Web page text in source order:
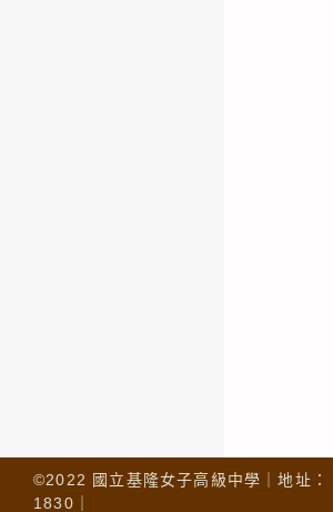
©2022 國立基隆女子高級中學｜地址
1830｜